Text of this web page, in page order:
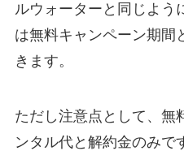
ルウォーターと同じよう
は無料キャンペーン期間
きます。
ただし注意点として、無
ンタル代と解約金のみで